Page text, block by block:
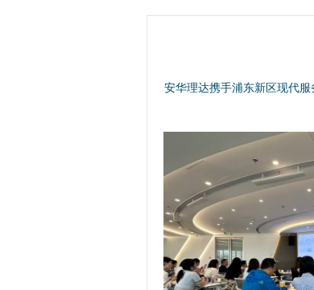
安华理达携手浦东新区现代